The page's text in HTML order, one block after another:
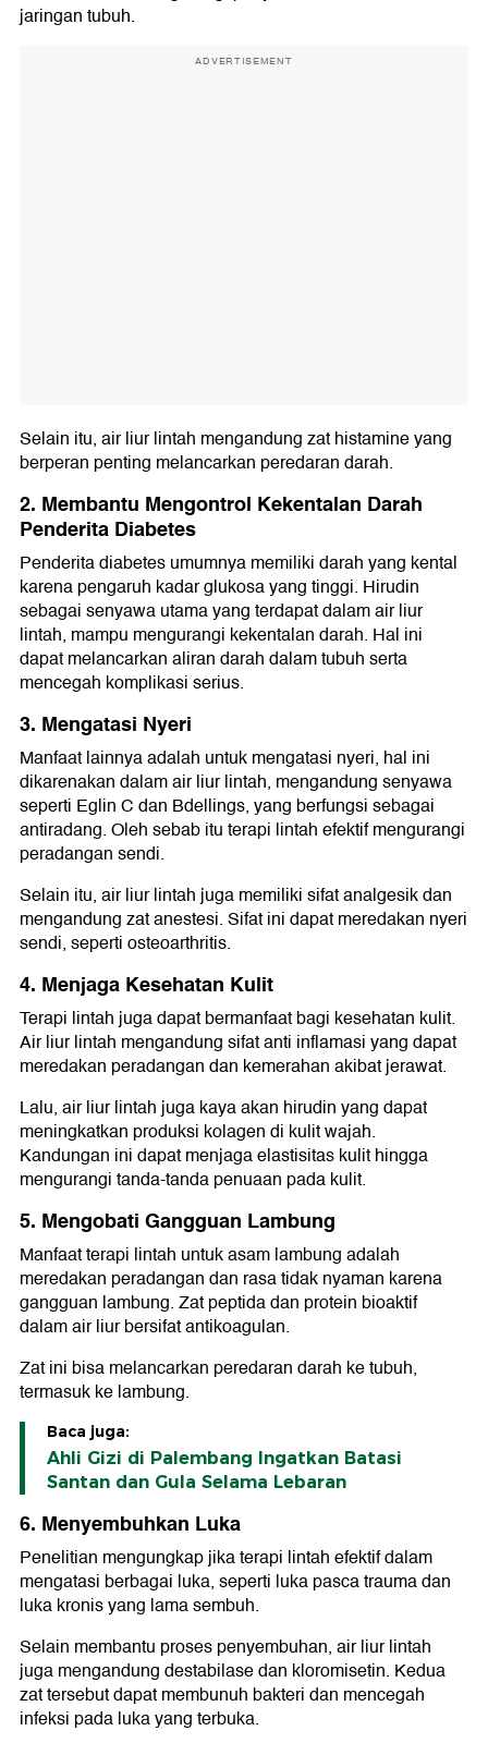
jaringan tubuh.
ADVERTISEMENT
Selain itu, air liur lintah mengandung zat histamine yang
berperan penting melancarkan peredaran darah.
2. Membantu Mengontrol Kekentalan Darah
Penderita Diabetes
Penderita diabetes umumnya memiliki darah yang kental
karena pengaruh kadar glukosa yang tinggi. Hirudin
sebagai senyawa utama yang terdapat dalam air liur
lintah, mampu mengurangi kekentalan darah. Hal ini
dapat melancarkan aliran darah dalam tubuh serta
mencegah komplikasi serius.
3. Mengatasi Nyeri
Manfaat lainnya adalah untuk mengatasi nyeri, hal ini
dikarenakan dalam air liur lintah, mengandung senyawa
seperti Eglin C dan Bdellings, yang berfungsi sebagai
antiradang. Oleh sebab itu terapi lintah efektif mengurangi
peradangan sendi.
Selain itu, air liur lintah juga memiliki sifat analgesik dan
mengandung zat anestesi. Sifat ini dapat meredakan nyeri
sendi, seperti osteoarthritis.
4. Menjaga Kesehatan Kulit
Terapi lintah juga dapat bermanfaat bagi kesehatan kulit.
Air liur lintah mengandung sifat anti inflamasi yang dapat
meredakan peradangan dan kemerahan akibat jerawat.
Lalu, air liur lintah juga kaya akan hirudin yang dapat
meningkatkan produksi kolagen di kulit wajah.
Kandungan ini dapat menjaga elastisitas kulit hingga
mengurangi tanda-tanda penuaan pada kulit.
5. Mengobati Gangguan Lambung
Manfaat terapi lintah untuk asam lambung adalah
meredakan peradangan dan rasa tidak nyaman karena
gangguan lambung. Zat peptida dan protein bioaktif
dalam air liur bersifat antikoagulan.
Zat ini bisa melancarkan peredaran darah ke tubuh,
termasuk ke lambung.
Baca juga:
Ahli Gizi di Palembang Ingatkan Batasi
Santan dan Gula Selama Lebaran
6. Menyembuhkan Luka
Penelitian mengungkap jika terapi lintah efektif dalam
mengatasi berbagai luka, seperti luka pasca trauma dan
luka kronis yang lama sembuh.
Selain membantu proses penyembuhan, air liur lintah
juga mengandung destabilase dan kloromisetin. Kedua
zat tersebut dapat membunuh bakteri dan mencegah
infeksi pada luka yang terbuka.